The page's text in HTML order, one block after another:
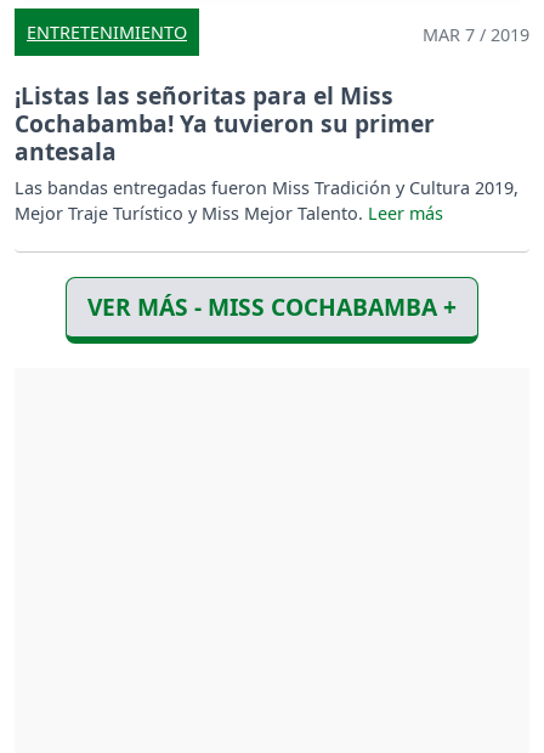
ENTRETENIMIENTO MAR 7 / 2019
¡Listas las señoritas para el Miss
Cochabamba! Ya tuvieron su primer
antesala
Las bandas entregadas fueron Miss Tradición y Cultura 2019,
Mejor Traje Turístico y Miss Mejor Talento.
VER MÁS - MISS COCHABAMBA +